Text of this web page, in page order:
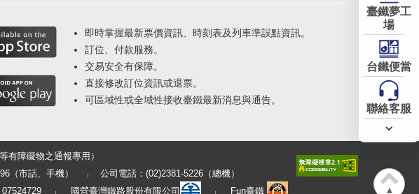
即時掌握最新票價資訊、時刻表及列車準誤點資訊。
訂位、付款服務。
交易安全有保障。
直接修改訂位資訊或退票。
可區域性或全域性接收臺鐵最新消息與通告。
有障礙物之通報專用）
（市話、手機）
公司電話：(02)2381-5226（總機）
國營臺灣鐵路股份有限公司 Fun臺鐵
臺鐵夢工
場
台鐵便當
聯絡客服
常用
▲